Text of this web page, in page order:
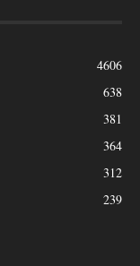
4606
638
381
364
312
239